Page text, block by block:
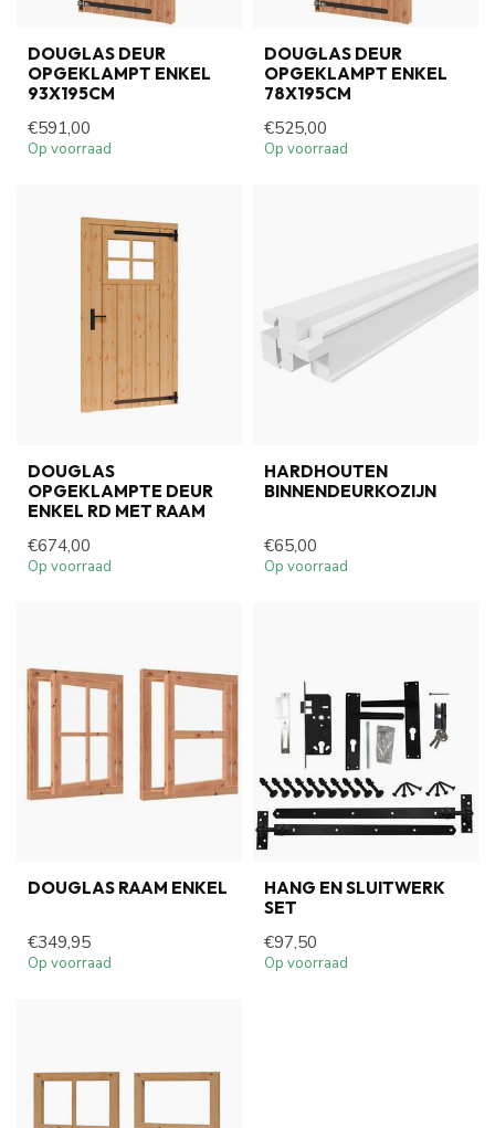
DOUGLAS DEUR
OPGEKLAMPT ENKEL
93X195CM
€591,00
Op voorraad
DOUGLAS DEUR
OPGEKLAMPT ENKEL
78X195CM
€525,00
Op voorraad
DOUGLAS
OPGEKLAMPTE DEUR
ENKEL RD MET RAAM
€674,00
Op voorraad
HARDHOUTEN
BINNENDEURKOZIJN
€65,00
Op voorraad
DOUGLAS RAAM ENKEL
€349,95
Op voorraad
HANG EN SLUITWERK
SET
€97,50
Op voorraad